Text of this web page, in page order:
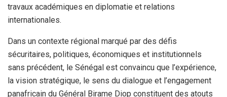
travaux académiques en diplomatie et relations
internationales.
Dans un contexte régional marqué par des défis
sécuritaires, politiques, économiques et institutionnels
sans précédent, le Sénégal est convaincu que l’expérience,
la vision stratégique, le sens du dialogue et l’engagement
panafricain du Général Birame Diop constituent des atouts